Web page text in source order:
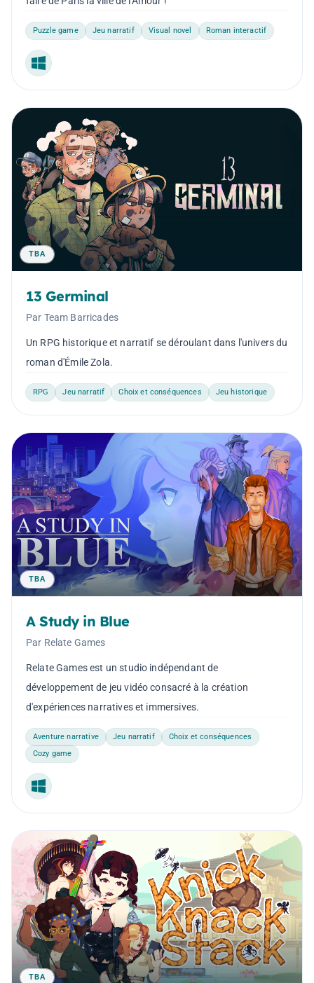
Puzzle game Jeu narratif Visual novel Roman interactif
Windows
TBA
13 Germinal
Par Team Barricades
Un RPG historique et narratif se déroulant dans l'univers du
roman d'Émile Zola.
RPG Jeu narratif Choix et conséquences Jeu historique
TBA
A Study in Blue
Par Relate Games
Relate Games est un studio indépendant de
développement de jeu vidéo consacré à la création
d'expériences narratives et immersives.
Aventure narrative Jeu narratif
Choix et conséquences
Cozy game
Windows
TBA